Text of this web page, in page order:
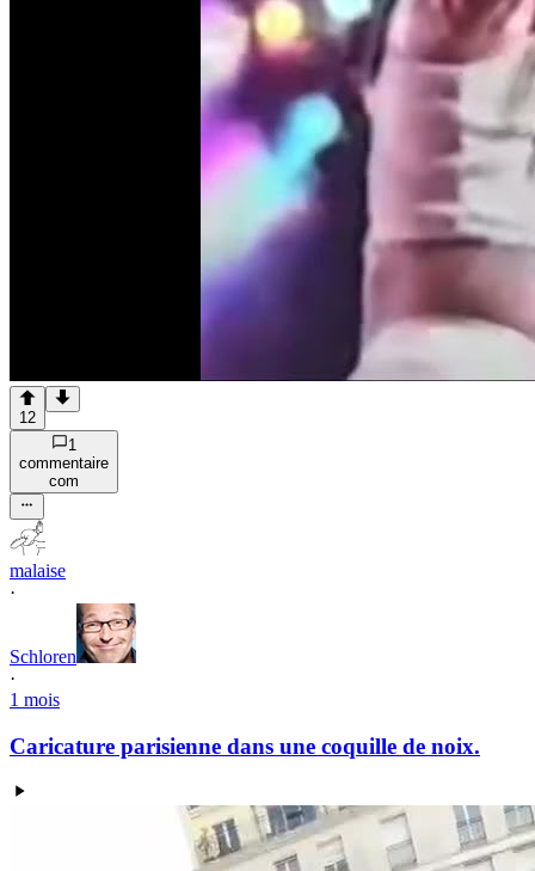
12
1
commentaire
com
malaise
·
Schloren
·
1 mois
Caricature parisienne dans une coquille de noix.